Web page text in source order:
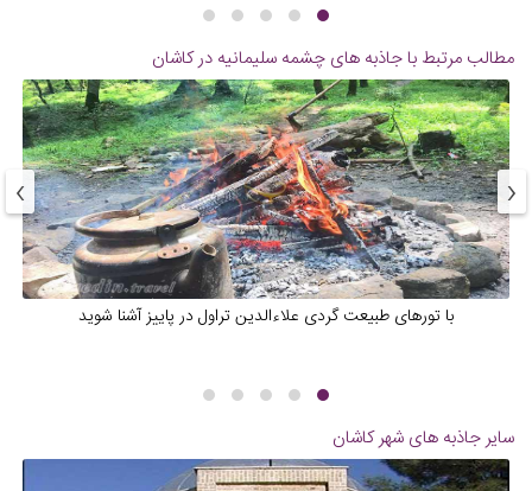
مطالب مرتبط با جاذبه های چشمه سلیمانیه در کاشان
با تورهای طبیعت گردی علاءالدین تراول در پاییز آشنا شوید
‹
›
سایر جاذبه های شهرکاشان